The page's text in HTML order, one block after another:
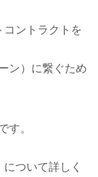
ントラクトを
ン）に繋ぐため
す。
ついて詳しく